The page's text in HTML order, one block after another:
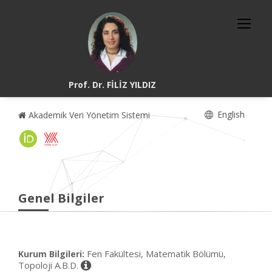
Prof. Dr. FİLİZ YILDIZ
Akademik Veri Yönetim Sistemi English
Genel Bilgiler
Kurum Bilgileri: Fen Fakültesi, Matematik Bölümü,
Topoloji A.B.D.